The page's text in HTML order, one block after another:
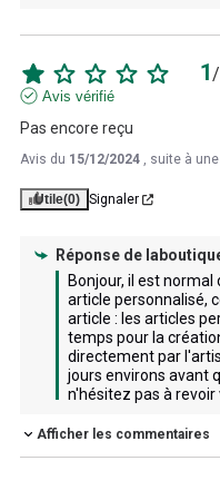
1/
Avis vérifié
Pas encore reçu
Avis du 15/12/2024 , suite à
Utile(0) Signaler
Réponse de
Bonjour, il est normal
article personnalisé,
article : les articles
temps pour la
directement par
jours environs avant
n'hésitez pas à revoir
Afficher les commentaires